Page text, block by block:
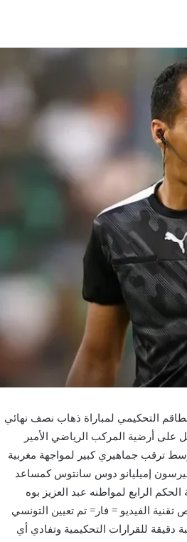
الطاقم التحكيمي لمباراة ذهاب نصف نهائي
على أرضية المركب الرياضي الأمير
وسط ترقب جماهيري كبير لمواجهة مغربية
إميليانو دوس سانتوس كمساعد
الرابع لمواطنه عبد العزيز بوه
الفيديو = فار= تم تعيين التونسي
دقيقة للقرارات التحكيمية وتفادي أي